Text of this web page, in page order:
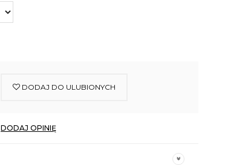
DODAJ DO ULUBIONYCH
DODAJ OPINIĘ